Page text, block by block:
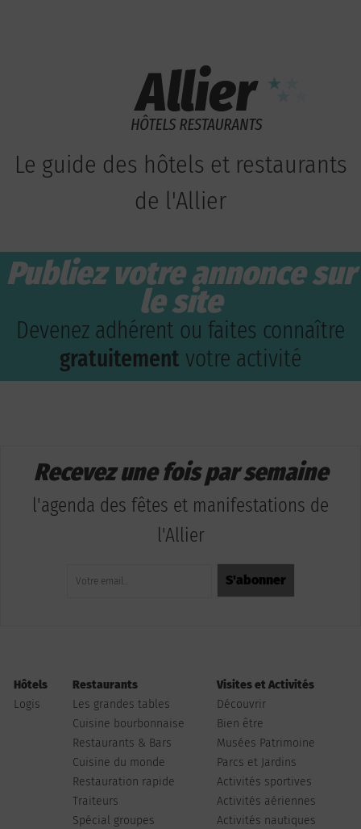
Le guide des hôtels et restaurants
de l'Allier
Publiez votre annonce sur
le site
Devenez adhérent ou faites connaître
gratuitement votre activité
Recevez une fois par semaine
l'agenda des fêtes et manifestations de
l'Allier
Hôtels
Logis
Restaurants
Les grandes tables
Cuisine bourbonnaise
Restaurants & Bars
Cuisine du monde
Restauration rapide
Traiteurs
Spécial groupes
Visites et Activités
Découvrir
Bien être
Musées Patrimoine
Parcs et Jardins
Activités sportives
Activités aériennes
Activités nautiques